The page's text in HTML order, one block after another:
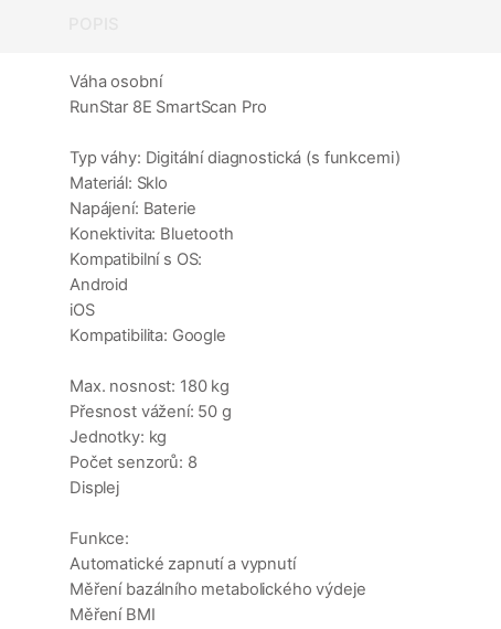
Váha osobní
RunStar 8E SmartScan Pro
Typ váhy: Digitální diagnostická (s funkcemi)
Materiál: Sklo
Napájení: Baterie
Konektivita: Bluetooth
Kompatibilní s OS:
Android
iOS
Kompatibilita: Google
Max. nosnost: 180 kg
Přesnost vážení: 50 g
Jednotky: kg
Počet senzorů: 8
Displej
Funkce:
Automatické zapnutí a vypnutí
Měření bazálního metabolického výdeje
Měření BMI